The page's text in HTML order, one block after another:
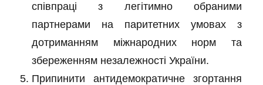
співпраці з легітимно обраними
партнерами на паритетних умовах з
дотриманням міжнародних норм та
збереженням незалежності України.
Припинити антидемократичне згортання